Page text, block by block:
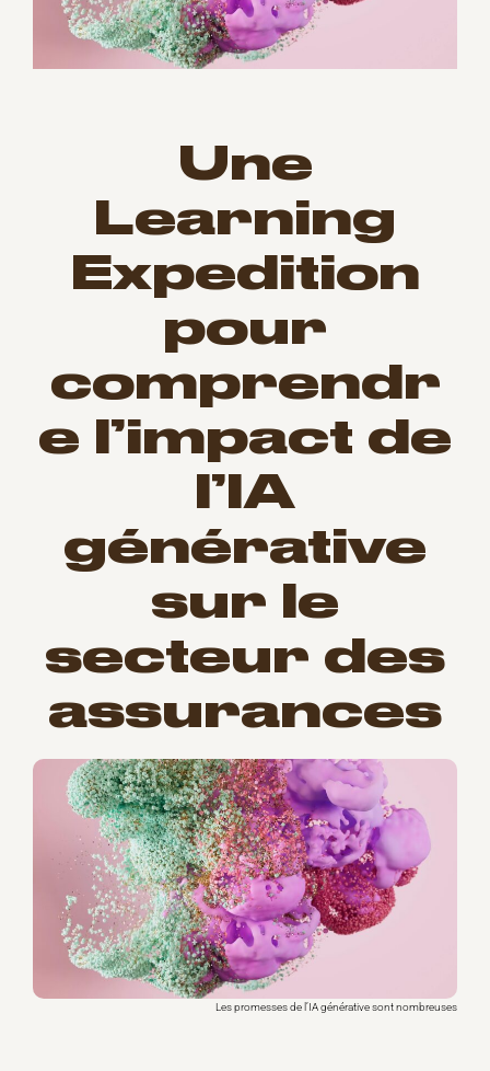
Une
Learning
Expedition
pour
comprendr
e l’impact de
l’IA
générative
sur le
secteur des
assurances
Les promesses de l’IA générative sont nombreuses